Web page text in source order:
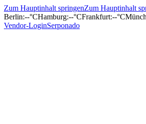
Zum Hauptinhalt springenZum Hauptinhalt
Berlin:--°CHamburg:--°CFrankfurt:--°C
Vendor-LoginSerponado